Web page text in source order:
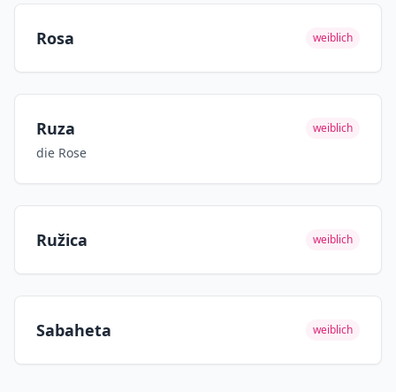
Rosa weiblich
Ruza weiblich
die Rose
Ružica weiblich
Sabaheta weiblich